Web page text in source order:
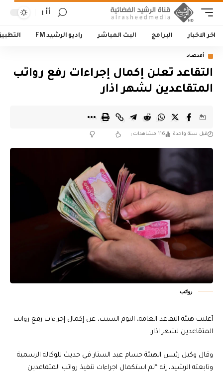
أأ
اخر الاخبار البرامج البث المباشر راديو الرشيد FM
أقتصاد
التقاعد تعلن إكمال إجراءات رفع رواتب
المتقاعدين لشهر اذار
قبل سنة واحدة 116 مشاهدات
رواتب
أعلنت هيئة التقاعد العامة، اليوم السبت، عن إكمال إجراءات رفع رواتب
المتقاعدين لشهر اذار.
وقال وكيل رئيس الهيئة حسام عبد الستار في حديث للوكالة الرسمية
وتابعته الرشيد، إنه “تم استكمال اجراءات تنفيذ رواتب المتقاعدين